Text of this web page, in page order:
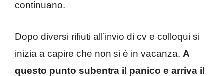
continuano.
Dopo diversi rifiuti all’invio di cv e colloqui si
inizia a capire che non si è in vacanza. A
questo punto subentra il panico e arriva il